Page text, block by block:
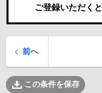
ご登録いただくと
前へ
この条件を保存